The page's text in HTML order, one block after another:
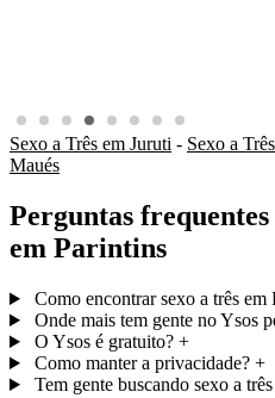
Sexo a Três em Juruti - Sexo a
Maués
Perguntas frequentes
em Parintins
Como encontrar sexo a três em
Onde mais tem gente no Ysos
O Ysos é gratuito? +
Como manter a privacidade? +
Tem gente buscando sexo a